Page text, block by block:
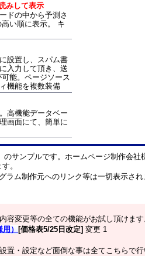
みして表示
ドの中から予測さ
い順に表示。 キ
設置し、スパム書
入力して頂き、送
能。ページソース
機能を複数装備
高機能データベー
画面にて、簡単に
のサンプルです。ホームページ制作会
。
ム制作元へのリンク等は一切表示され
変更等の全ての機能がお試し頂けます
）
[価格表5/25日改定] 変更 1
・設定など面倒な事は全てこちらで行